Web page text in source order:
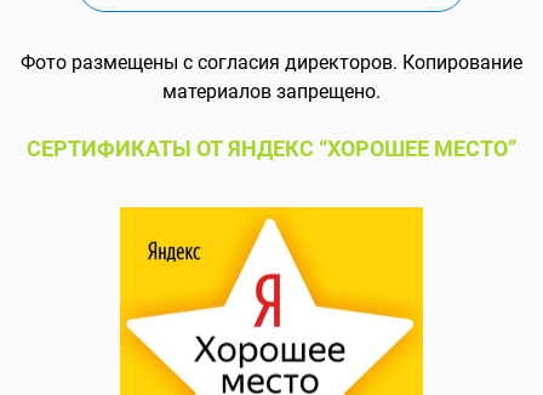
Фото размещены с согласия директоров. Копирование
материалов запрещено.
СЕРТИФИКАТЫ ОТ ЯНДЕКС “ХОРОШЕЕ МЕСТО”